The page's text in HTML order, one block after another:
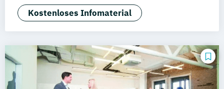
Kommunikation & Eventmanagement
(Fernstudium)
(duales Studium)
Kommunikation & Medienmanagement
Kommunikation & Medienmanagement
Kostenloses Infomaterial